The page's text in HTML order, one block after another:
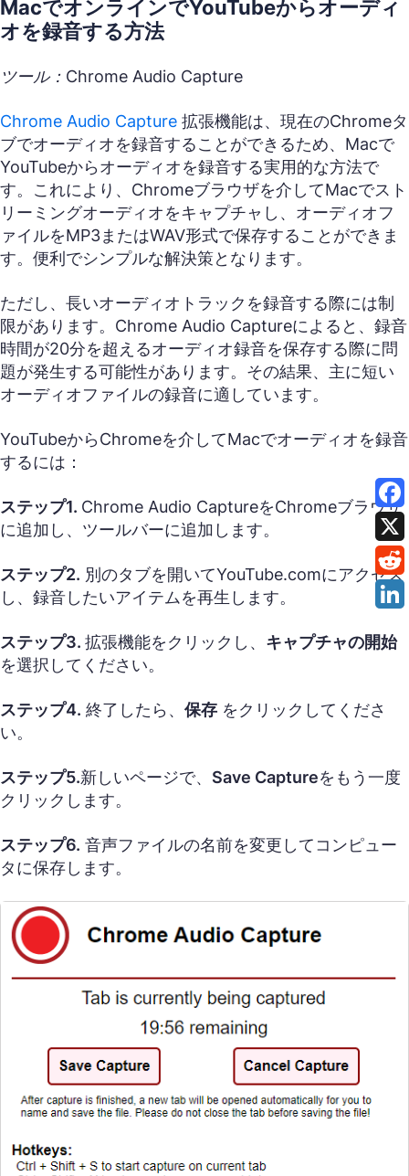
MacでオンラインでYouTubeからオーディ
オを録音する方法
ツール：Chrome Audio Capture
Chrome Audio Capture 拡張機能は、現在のChromeタ
ブでオーディオを録音することができるため、Macで
YouTubeからオーディオを録音する実用的な方法で
す。これにより、Chromeブラウザを介してMacでスト
リーミングオーディオをキャプチャし、オーディオフ
ァイルをMP3またはWAV形式で保存することができま
す。便利でシンプルな解決策となります。
ただし、長いオーディオトラックを録音する際には制
限があります。Chrome Audio Captureによると、録音
時間が20分を超えるオーディオ録音を保存する際に問
題が発生する可能性があります。その結果、主に短い
オーディオファイルの録音に適しています。
YouTubeからChromeを介してMacでオーディオを録音
するには：
ステップ1. Chrome Audio CaptureをChromeブラウザ
に追加し、ツールバーに追加します。
ステップ2. 別のタブを開いてYouTube.comにアクセス
し、録音したいアイテムを再生します。
ステップ3. 拡張機能をクリックし、 キャプチャの開始
を選択してください。
ステップ4. 終了したら、 保存 をクリックしてくださ
い。
ステップ5.新しいページで、 Save Captureをもう一度
クリックします。
ステップ6. 音声ファイルの名前を変更してコンピュー
タに保存します。